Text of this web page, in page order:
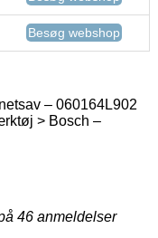
Besøg webshop
– 060164L902
> Bosch –
46 anmeldelser